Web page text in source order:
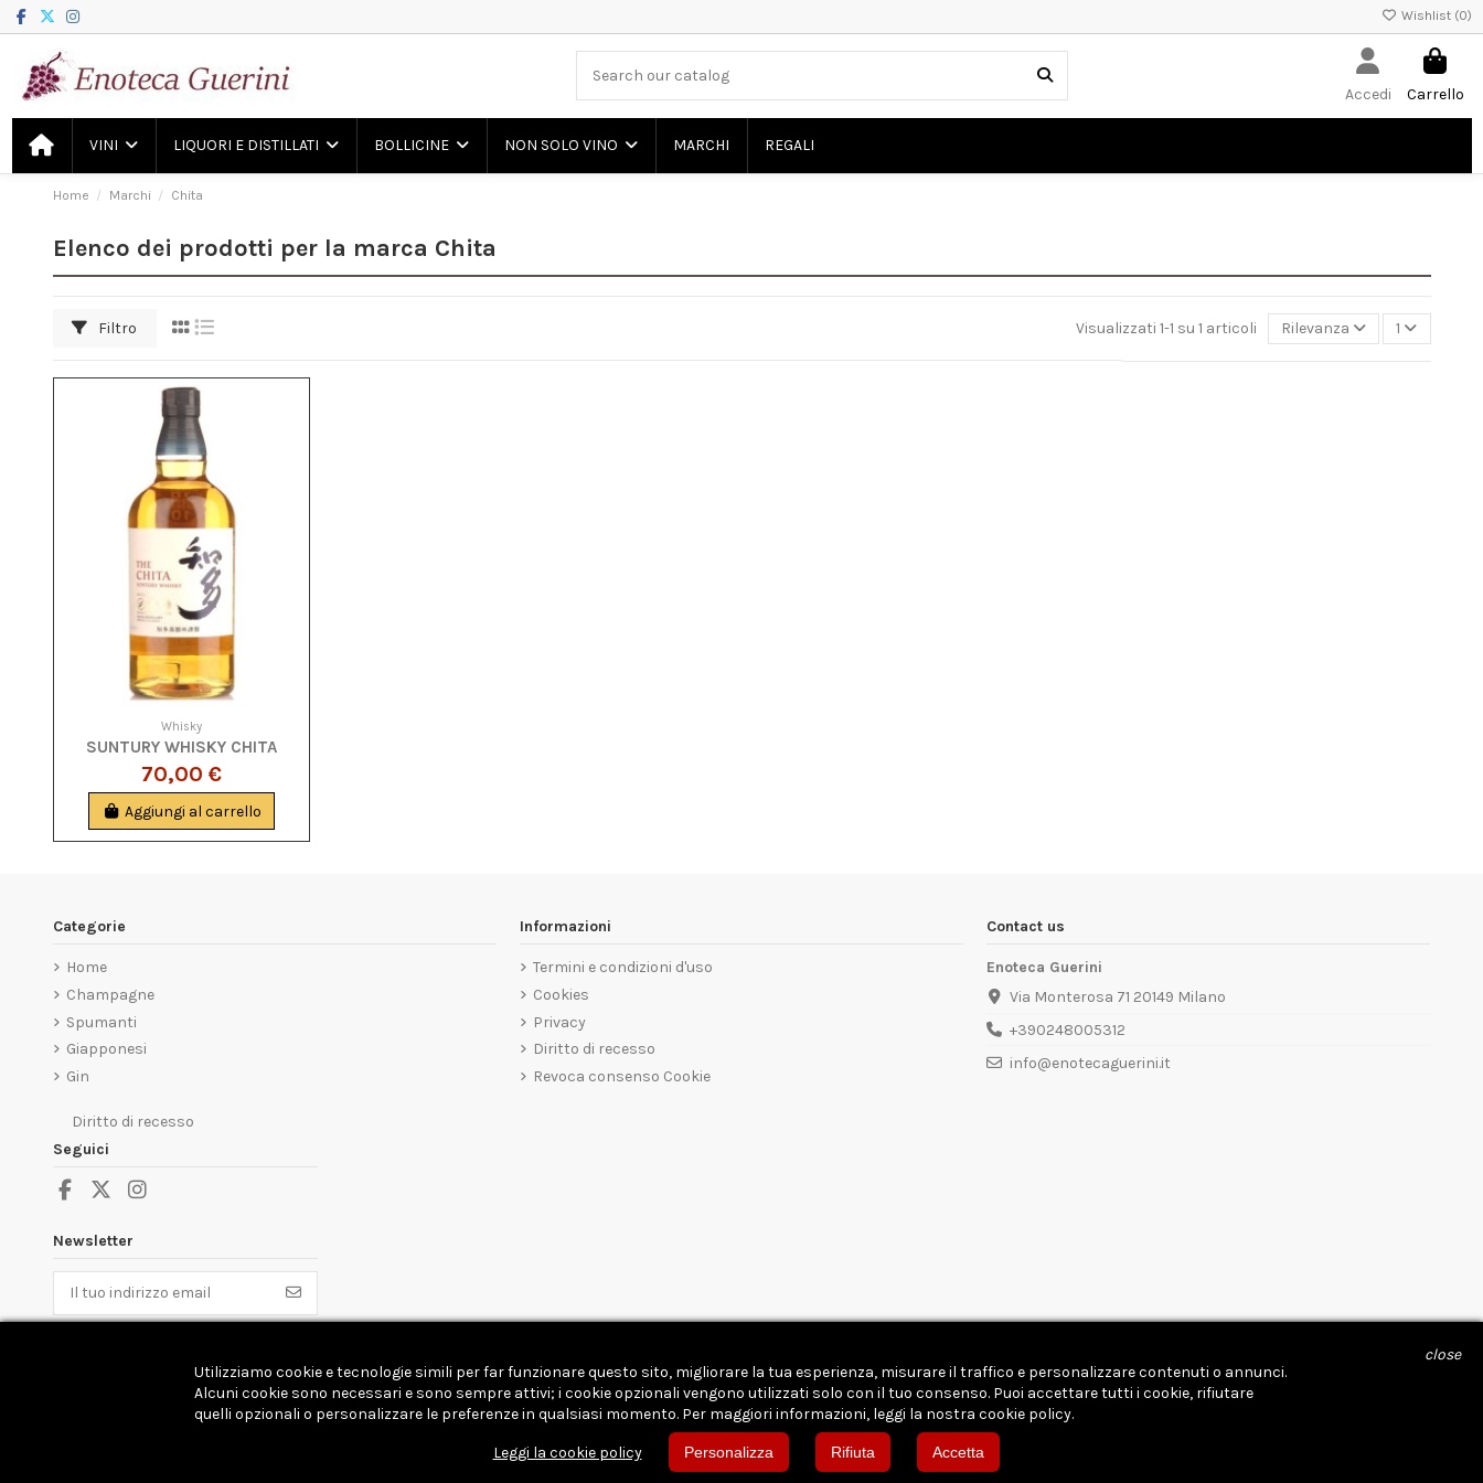
Wishlist (0)
Accedi Carrello
VINI LIQUORI E DISTILLATI BOLLICINE NON SOLO VINO MARCHI REGALI
Home Marchi Chita
Elenco dei prodotti per la marca Chita
Filtro Visualizzati 1-1 su 1 articoli Rilevanza 1
Whisky
SUNTURY WHISKY CHITA
70,00 €
Aggiungi al carrello
Categorie
Home
Champagne
Spumanti
Giapponesi
Gin
Informazioni
Termini e condizioni d'uso
Cookies
Privacy
Diritto di recesso
Revoca consenso Cookie
Contact us
Enoteca Guerini
Via Monterosa 71 20149 Milano
+390248005312
info@enotecaguerini.it
Diritto di recesso
Seguici
Newsletter
close
Utilizziamo cookie e tecnologie simili per far funzionare questo sito, migliorare la tua esperienza, misurare il traffico e personalizzare contenuti o annunci.
Alcuni cookie sono necessari e sono sempre attivi; i cookie opzionali vengono utilizzati solo con il tuo consenso. Puoi accettare tutti i cookie, rifiutare
quelli opzionali o personalizzare le preferenze in qualsiasi momento. Per maggiori informazioni, leggi la nostra cookie policy.
Leggi la cookie policy Personalizza Rifiuta Accetta